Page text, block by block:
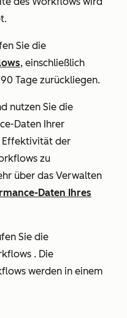
Sie die
, einschließlich
Tage zurückliegen.
nutzen Sie die
Daten Ihrer
der
zu
über das Verwalten
Daten Ihres
Sie die
. Die
werden in einem